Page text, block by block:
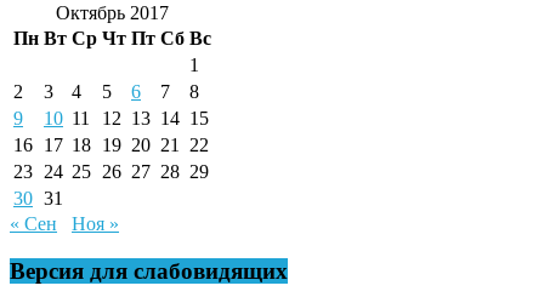
Октябрь 2017
Пн Вт Ср Чт Пт Сб Вс
1
2
3 4 5 6 7
8
9
10 11 12 13 14 15
16 17 18 19 20 21
22
23 24 25 26 27 28 29
30 31
« Сен
Ноя »
Версия для слабовидящих